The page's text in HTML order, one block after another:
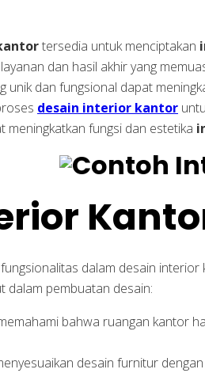
tersedia untuk menciptakan
dan hasil akhir yang
unik dan fungsional dapat
desain interior kantor
fungsi dan estetika
dalam desain
dalam pembuatan desain:
bahwa ruangan kantor
desain furnitur